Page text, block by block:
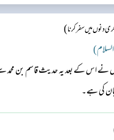
دنوں میں سفر کرنا)
اس کے بعد یہ حدیث قاسم بن محمد سے
کی ہے۔